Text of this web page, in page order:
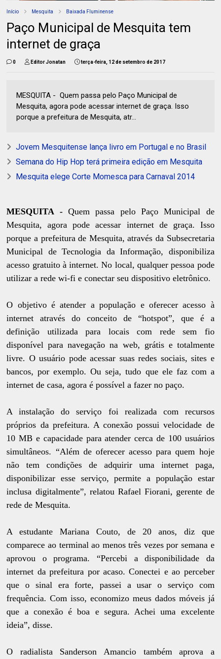
Início Mesquita Baixada Fluminense
Paço Municipal de Mesquita tem
internet de graça
0 Editor Jonatan terça-feira, 12 de setembro de 2017
MESQUITA - Quem passa pelo Paço Municipal de
Mesquita, agora pode acessar internet de graça. Isso
porque a prefeitura de Mesquita, atr...
Jovem Mesquitense lança livro em Portugal e no Brasil
Semana do Hip Hop terá primeira edição em Mesquita
Mesquita elege Corte Momesca para Carnaval 2014
MESQUITA -Quem passa pelo Paço Municipal de
Mesquita, agora pode acessar internet de graça. Isso
porque a prefeitura de Mesquita, através da Subsecretaria
Municipal de Tecnologia da Informação, disponibiliza
acesso gratuito à internet. No local, qualquer pessoa pode
utilizar a rede wi-fi e conectar seu dispositivo eletrônico.
O objetivo é atender a população e oferecer acesso à
internet através do conceito de “hotspot”, que é a
definição utilizada para locais com rede sem fio
disponível para navegação na web, grátis e totalmente
livre. O usuário pode acessar suas redes sociais, sites e
bancos, por exemplo. Ou seja, tudo que ele faz com a
internet de casa, agora é possível a fazer no paço.
A instalação do serviço foi realizada com recursos
próprios da prefeitura. A conexão possui velocidade de
10 MB e capacidade para atender cerca de 100 usuários
simultâneos. “Além de oferecer acesso para quem hoje
não tem condições de adquirir uma internet paga,
disponibilizar esse serviço, permite a população estar
inclusa digitalmente”, relatou Rafael Fiorani, gerente de
rede de Mesquita.
A estudante Mariana Couto, de 20 anos, diz que
comparece ao terminal ao menos três vezes por semana e
aprovou o programa. “Percebi a disponibilidade da
internet da prefeitura por acaso. Conectei e ao perceber
que o sinal era forte, passei a usar o serviço com
frequência. Com isso, economizo meus dados móveis já
que a conexão é boa e segura. Achei uma excelente
ideia”, disse.
O radialista Sanderson Amancio também aprova a